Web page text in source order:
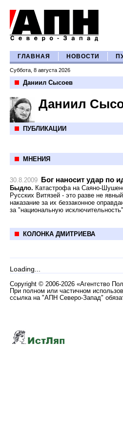
ГЛАВНАЯ НОВОСТИ
Суббота, 8 августа 2026
Даниил Сысоев
Даниил
ПУБЛИКАЦИИ
МНЕНИЯ
30.8.2009 Бог наносит удар по
Быдло. Катастрофа на Саяно-
Русских Витязей - это разве не
наказание за их беззаконное
за "национальную
КОЛОНКА ДМИТРИЕВА
Loading...
Copyright © 2006-2026 «Агентство
При полном или частичном
ссылка на "АПН Северо-Запад"